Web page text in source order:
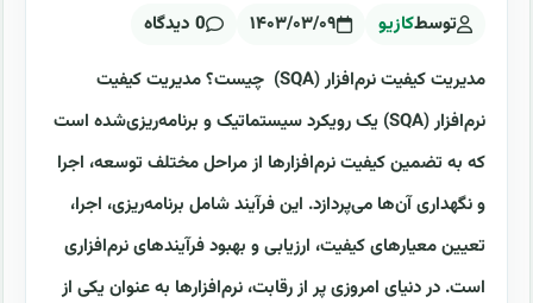
توسطکازیو ۱۴۰۳/۰۳/۰۹ 0 دیدگاه
مدیریت کیفیت نرم‌افزار (SQA) چیست؟ مدیریت کیفیت
نرم‌افزار (SQA) یک رویکرد سیستماتیک و برنامه‌ریزی‌شده است
که به تضمین کیفیت نرم‌افزارها از مراحل مختلف توسعه، اجرا
و نگهداری آن‌ها می‌پردازد. این فرآیند شامل برنامه‌ریزی، اجرا،
تعیین معیارهای کیفیت، ارزیابی و بهبود فرآیندهای نرم‌افزاری
است. در دنیای امروزی پر از رقابت، نرم‌افزارها به عنوان یکی از